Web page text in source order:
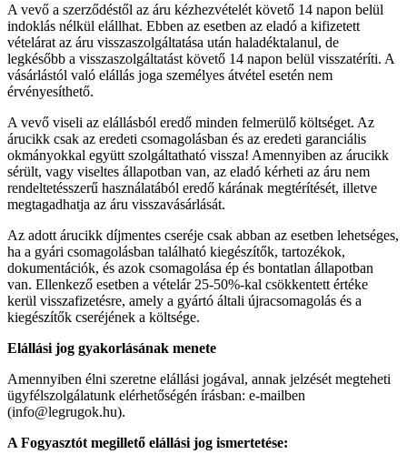
A vevő a szerződéstől az áru kézhezvételét követő 14 napon belül
indoklás nélkül elállhat. Ebben az esetben az eladó a kifizetett
vételárat az áru visszaszolgáltatása után haladéktalanul, de
legkésőbb a visszaszolgáltatást követő 14 napon belül visszatéríti. A
vásárlástól való elállás joga személyes átvétel esetén nem
érvényesíthető.
A vevő viseli az elállásból eredő minden felmerülő költséget. Az
árucikk csak az eredeti csomagolásban és az eredeti garanciális
okmányokkal együtt szolgáltatható vissza! Amennyiben az árucikk
sérült, vagy viseltes állapotban van, az eladó kérheti az áru nem
rendeltetésszerű használatából eredő kárának megtérítését, illetve
megtagadhatja az áru visszavásárlását.
Az adott árucikk díjmentes cseréje csak abban az esetben lehetséges,
ha a gyári csomagolásban található kiegészítők, tartozékok,
dokumentációk, és azok csomagolása ép és bontatlan állapotban
van. Ellenkező esetben a vételár 25-50%-kal csökkentett értéke
kerül visszafizetésre, amely a gyártó általi újracsomagolás és a
kiegészítők cseréjének a költsége.
Elállási jog gyakorlásának menete
Amennyiben élni szeretne elállási jogával, annak jelzését megteheti
ügyfélszolgálatunk elérhetőségén írásban: e-mailben
(info@legrugok.hu).
A Fogyasztót megillető elállási jog ismertetése: